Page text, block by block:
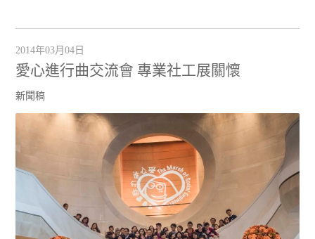
2014年03月04日
愛心進行曲交流會 專業社工展關懷
新聞稿